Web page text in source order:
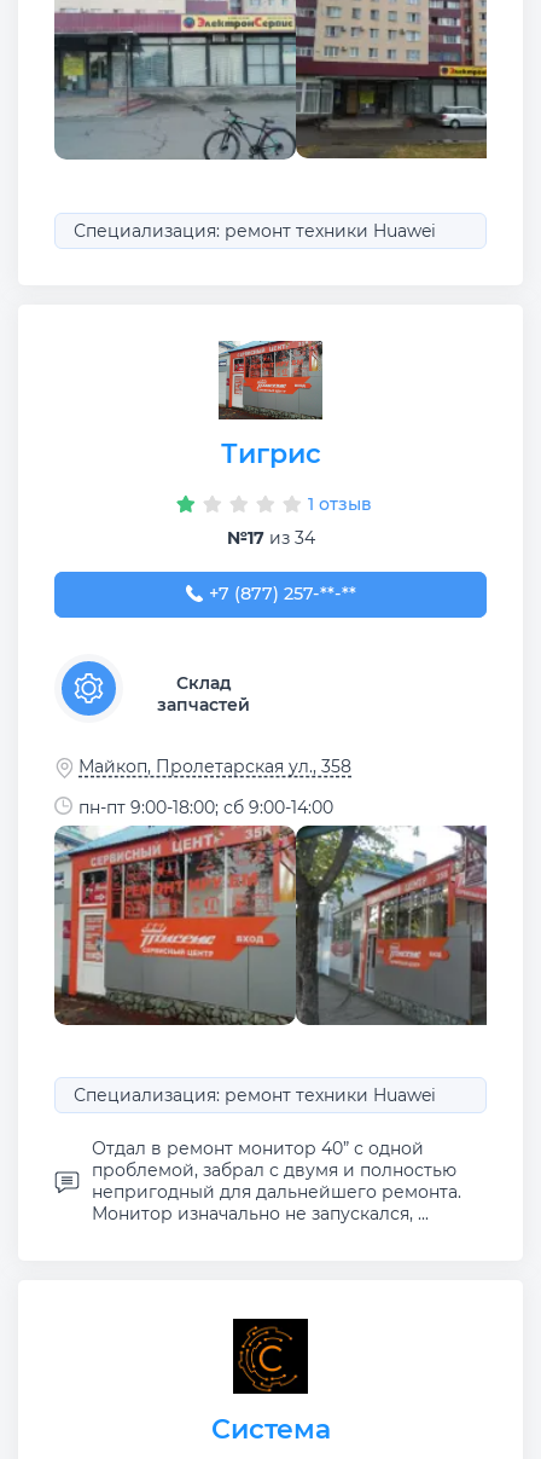
Специализация: ремонт техники Huawei
Тигрис
1 отзыв
№17из 34
+7 (877) 257-61-53
+7 (877) 257-**-**
Склад
запчастей
Майкоп, Пролетарская ул., 358
пн-пт 9:00-18:00; сб 9:00-14:00
Специализация: ремонт техники Huawei
Отдал в ремонт монитор 40” с одной
проблемой, забрал с двумя и полностью
непригодный для дальнейшего ремонта.
Монитор изначально не запускался, ...
Система